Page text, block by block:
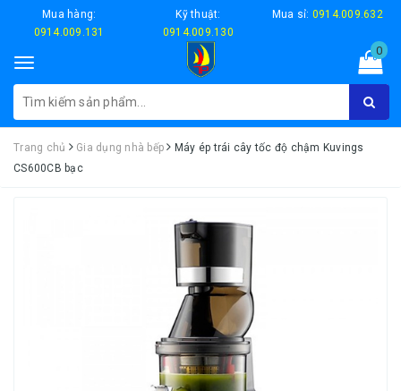
Mua hàng:
0914.009.131
Kỹ thuật:
0914.009.130
Mua sỉ: 0914.009.632
Toggle
navigation
0
Trang chủ Gia dụng nhà bếp
Máy ép trái cây tốc độ chậm Kuvings
CS600CB bạc